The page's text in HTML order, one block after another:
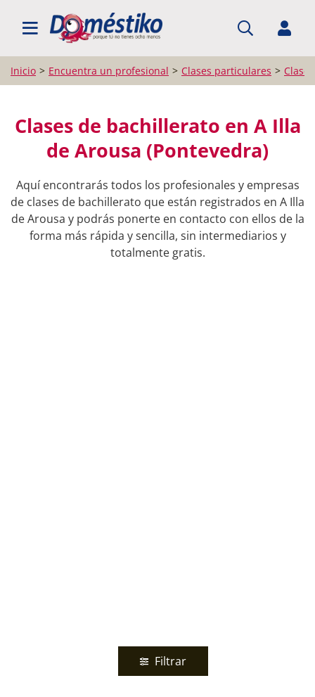
BUSCAR PROFESIONALES
Inicio Encuentra un profesional Clases particulares
Clases de bachillerato en A Illa
de Arousa (Pontevedra)
Aquí encontrarás todos los profesionales y empresas
de clases de bachillerato que están registrados en A Illa
de Arousa y podrás ponerte en contacto con ellos de la
forma más rápida y sencilla, sin intermediarios y
totalmente gratis.
Filtrar